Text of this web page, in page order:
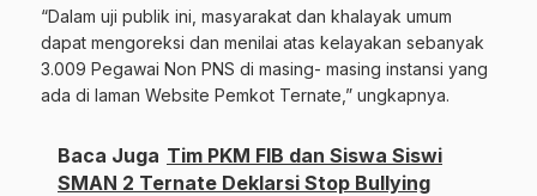
“Dalam uji publik ini, masyarakat dan khalayak umum
dapat mengoreksi dan menilai atas kelayakan sebanyak
3.009 Pegawai Non PNS di masing- masing instansi yang
ada di laman Website Pemkot Ternate,” ungkapnya.
Baca Juga Tim PKM FIB dan Siswa Siswi
SMAN 2 Ternate Deklarsi Stop Bullying